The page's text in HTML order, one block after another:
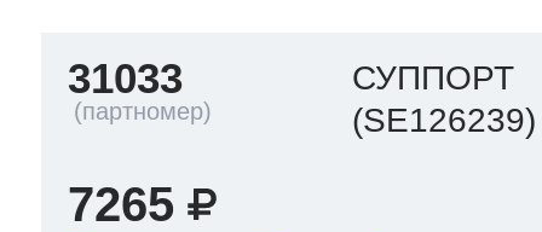
31033
СУППОРТ
(SE126239)
7265